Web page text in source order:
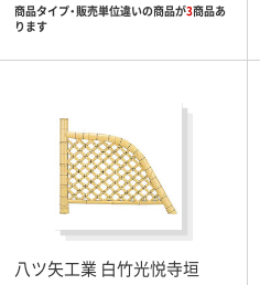
商品タイプ・販売単位違いの商品が3商品あ
ります
八ツ矢工業 白竹光悦寺垣